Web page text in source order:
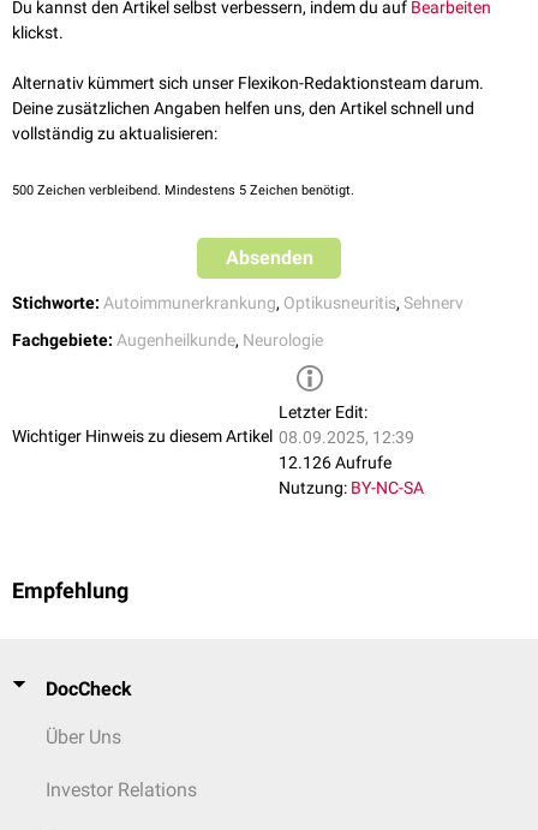
Die chronisch rezidivierende Immunoptikusneuropathie ist durch einen
schubförmigen Verlauf gekennzeichnet und kann bis zu 30-mal
zwischen Tagen und Jahren.
Orphanet - Chronic Relapsing Inflammatory Optic Neuritis
Wilhelm et al.
Diagnostik und Therapie der Optikusneuritis
Deutsches Ärzteblatt, 2015
Du kannst den Artikel selbst verbessern, indem du auf Bearbeiten
klickst.
Alternativ kümmert sich unser Flexikon-Redaktionsteam darum.
Deine zusätzlichen Angaben helfen uns, den Artikel schnell und
vollständig zu aktualisieren:
500 Zeichen verbleibend. Mindestens 5 Zeichen benötigt.
Absenden
Stichworte: Autoimmunerkrankung, Optikusneuritis, Sehnerv
Fachgebiete: Augenheilkunde, Neurologie
Wichtiger Hinweis zu diesem Artikel
Letzter Edit:
08.09.2025, 12:39
12.126 Aufrufe
Nutzung: BY-NC-SA
Empfehlung
DocCheck
Über Uns
Investor Relations